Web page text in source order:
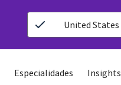
United States
Especialidades Insights